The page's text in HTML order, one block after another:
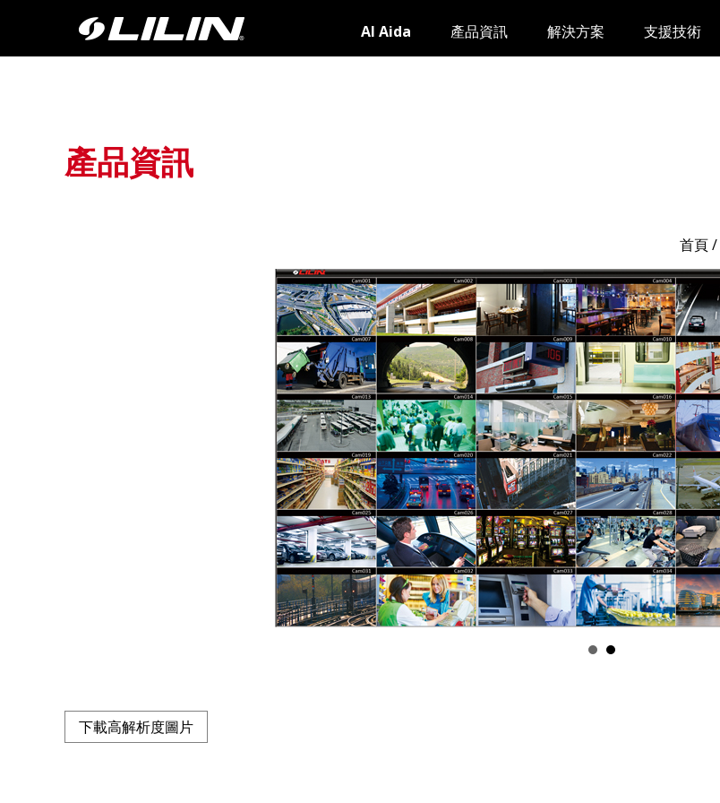
AI Aida 產品資訊 解決方案 支援技術
產品資訊
首頁/
下載高解析度圖片